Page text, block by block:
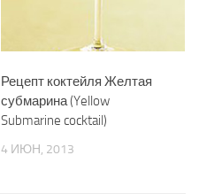
Рецепт коктейля Желтая
субмарина (Yellow
Submarine cocktail)
4 ИЮН, 2013